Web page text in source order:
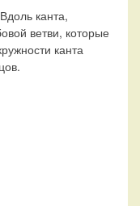
канта,
ветви, которые
канта